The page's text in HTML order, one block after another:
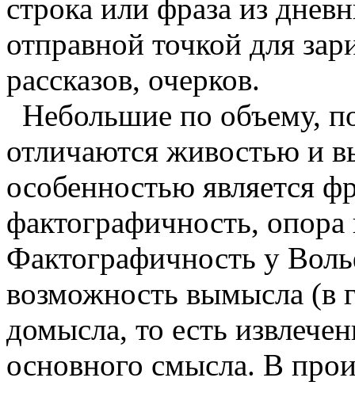
строка или фраза из
отправной точкой для
рассказов, очерков.
Небольшие по объему,
отличаются живостью и
особенностью является
фактографичность,
Фактографичность у
возможность вымысла (в
домысла, то есть
основного смысла. В